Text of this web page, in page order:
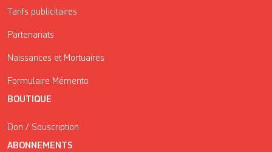
Tarifs publicitaires
Partenariats
Naissances et Mortuaires
Formulaire Mémento
BOUTIQUE
Don / Souscription
ABONNEMENTS